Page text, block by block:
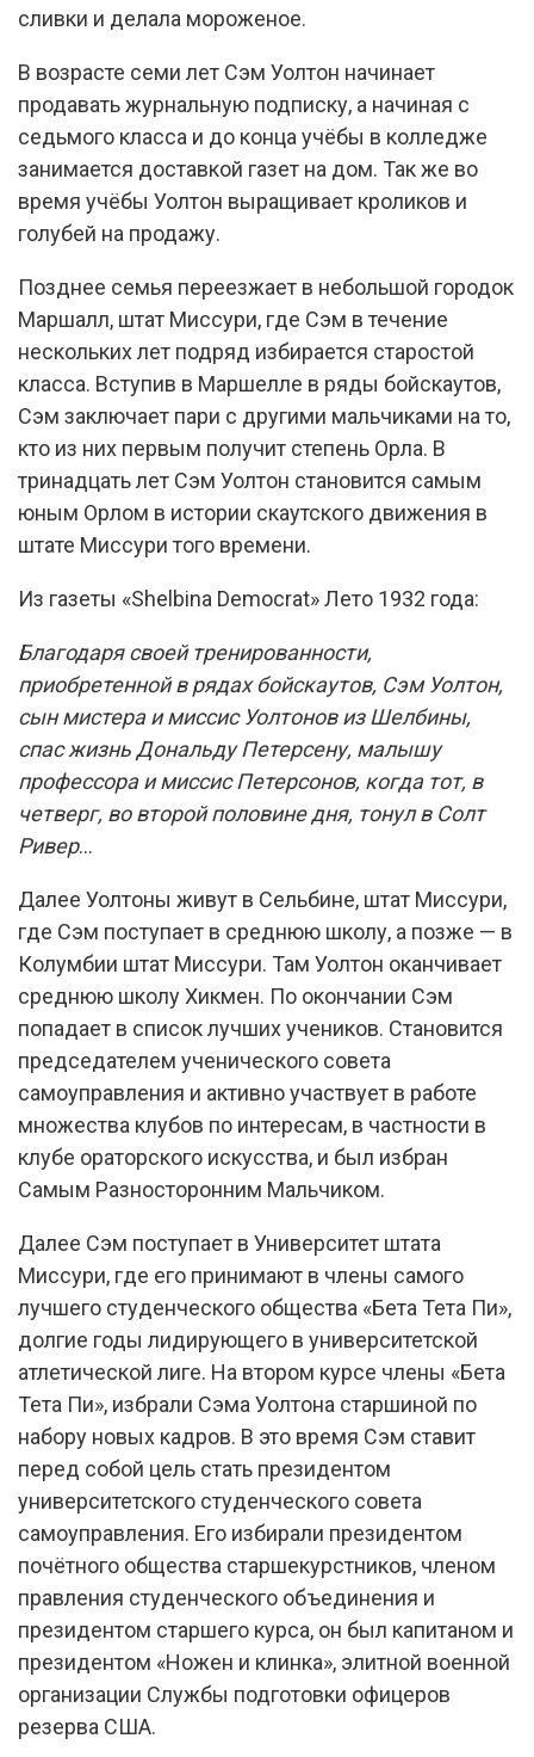
сливки и делала мороженое.
В возрасте семи лет Сэм Уолтон начинает
продавать журнальную подписку, а начиная с
седьмого класса и до конца учёбы в колледже
занимается доставкой газет на дом. Так же во
время учёбы Уолтон выращивает кроликов и
голубей на продажу.
Позднее семья переезжает в небольшой городок
Маршалл, штат Миссури, где Сэм в течение
нескольких лет подряд избирается старостой
класса. Вступив в Маршелле в ряды бойскаутов,
Сэм заключает пари с другими мальчиками на то,
кто из них первым получит степень Орла. В
тринадцать лет Сэм Уолтон становится самым
юным Орлом в истории скаутского движения в
штате Миссури того времени.
Из газеты «Shelbina Democrat» Лето 1932 года:
Благодаря своей тренированности,
приобретенной в рядах бойскаутов, Сэм Уолтон,
сын мистера и миссис Уолтонов из Шелбины,
спас жизнь Дональду Петерсену, малышу
профессора и миссис Петерсонов, когда тот, в
четверг, во второй половине дня, тонул в Солт
Ривер...
Далее Уолтоны живут в Сельбине, штат Миссури,
где Сэм поступает в среднюю школу, а позже — в
Колумбии штат Миссури. Там Уолтон оканчивает
среднюю школу Хикмен. По окончании Сэм
попадает в список лучших учеников. Становится
председателем ученического совета
самоуправления и активно участвует в работе
множества клубов по интересам, в частности в
клубе ораторского искусства, и был избран
Самым Разносторонним Мальчиком.
Далее Сэм поступает в Университет штата
Миссури, где его принимают в члены самого
лучшего студенческого общества «Бета Тета Пи»,
долгие годы лидирующего в университетской
атлетической лиге. На втором курсе члены «Бета
Тета Пи», избрали Сэма Уолтона старшиной по
набору новых кадров. В это время Сэм ставит
перед собой цель стать президентом
университетского студенческого совета
самоуправления. Его избирали президентом
почётного общества старшекурстников, членом
правления студенческого объединения и
президентом старшего курса, он был капитаном и
президентом «Ножен и клинка», элитной военной
организации Службы подготовки офицеров
резерва США.